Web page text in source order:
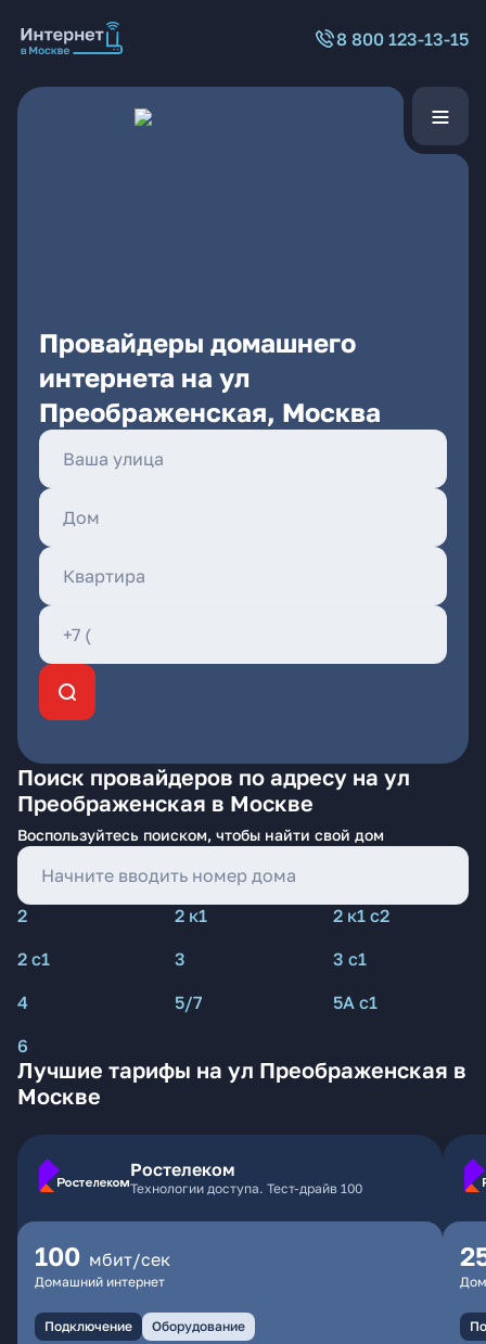
8 800 123-13-15
Провайдеры домашнего
интернета на ул
Преображенская, Москва
Поиск провайдеров по адресу на ул
Преображенская в Москве
Воспользуйтесь поиском, чтобы найти свой дом
2 2 к1
2 к1 с2
2 с1
3
3 с1
4
5/7
5А с1
6
Лучшие тарифы на ул Преображенская в
Москве
Ростелеком
Технологии доступа. Тест-драйв 100
100 мбит/сек
Домашний интернет
Подключение Оборудование